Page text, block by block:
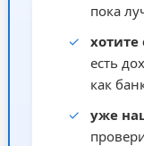
пока
✓
есть
как
✓
уже